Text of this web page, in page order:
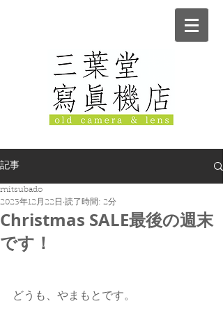
記事
Christmas SALE最後の週末
です！
mitsubado
2023年12月22日 読了時間: 2分
どうも、やまもとです。